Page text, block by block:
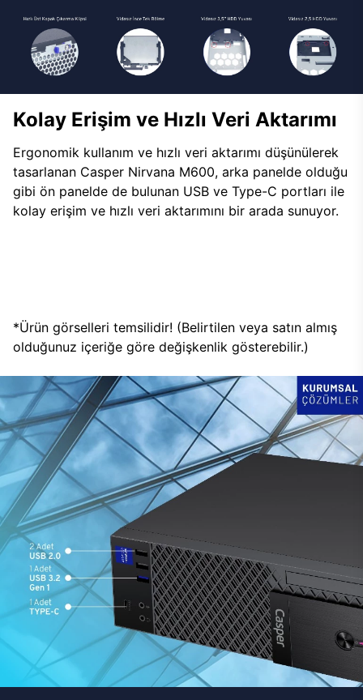
Kolay Erişim ve Hızlı Veri Aktarımı
Ergonomik kullanım ve hızlı veri aktarımı düşünülerek
tasarlanan Casper Nirvana M600, arka panelde olduğu
gibi ön panelde de bulunan USB ve Type-C portları ile
kolay erişim ve hızlı veri aktarımını bir arada sunuyor.
*Ürün görselleri temsilidir! (Belirtilen veya satın almış
olduğunuz içeriğe göre değişkenlik gösterebilir.)